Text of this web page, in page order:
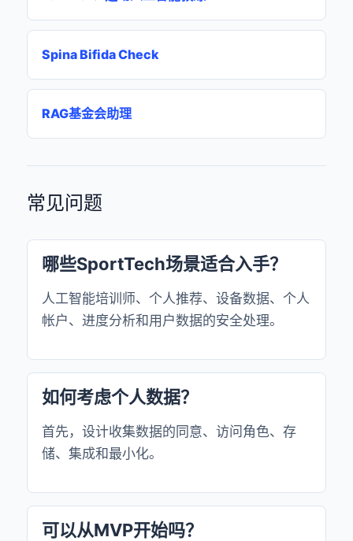
Spina Bifida Check
RAG基金会助理
常见问题
哪些SportTech场景适合入手？
人工智能培训师、个人推荐、设备数据、个人
帐户、进度分析和用户数据的安全处理。
如何考虑个人数据？
首先，设计收集数据的同意、访问角色、存
储、集成和最小化。
可以从MVP开始吗？